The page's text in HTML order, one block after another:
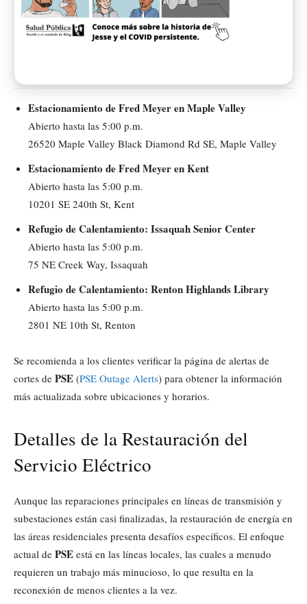
Estacionamiento de Fred Meyer en Maple Valley
Abierto hasta las 5:00 p.m.
26520 Maple Valley Black Diamond Rd SE, Maple Valley
Estacionamiento de Fred Meyer en Kent
Abierto hasta las 5:00 p.m.
10201 SE 240th St, Kent
Refugio de Calentamiento: Issaquah Senior Center
Abierto hasta las 5:00 p.m.
75 NE Creek Way, Issaquah
Refugio de Calentamiento: Renton Highlands Library
Abierto hasta las 5:00 p.m.
2801 NE 10th St, Renton
Se recomienda a los clientes verificar la página de alertas de
cortes de PSE (PSE Outage Alerts) para obtener la información
más actualizada sobre ubicaciones y horarios.
Detalles de la Restauración del
Servicio Eléctrico
Aunque las reparaciones principales en líneas de transmisión y
subestaciones están casi finalizadas, la restauración de energía en
las áreas residenciales presenta desafíos específicos. El enfoque
actual de PSE está en las líneas locales, las cuales a menudo
requieren un trabajo más minucioso, lo que resulta en la
reconexión de menos clientes a la vez.